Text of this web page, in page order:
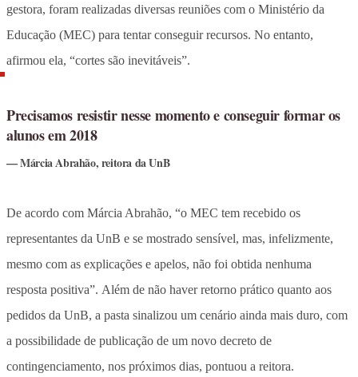
gestora, foram realizadas diversas reuniões com o Ministério da
Educação (MEC) para tentar conseguir recursos. No entanto,
afirmou ela, “cortes são inevitáveis”.
Precisamos resistir nesse momento e conseguir formar os
alunos em 2018
Márcia Abrahão, reitora da UnB
De acordo com Márcia Abrahão, “o MEC tem recebido os
representantes da UnB e se mostrado sensível, mas, infelizmente,
mesmo com as explicações e apelos, não foi obtida nenhuma
resposta positiva”. Além de não haver retorno prático quanto aos
pedidos da UnB, a pasta sinalizou um cenário ainda mais duro, com
a possibilidade de publicação de um novo decreto de
contingenciamento, nos próximos dias, pontuou a reitora.